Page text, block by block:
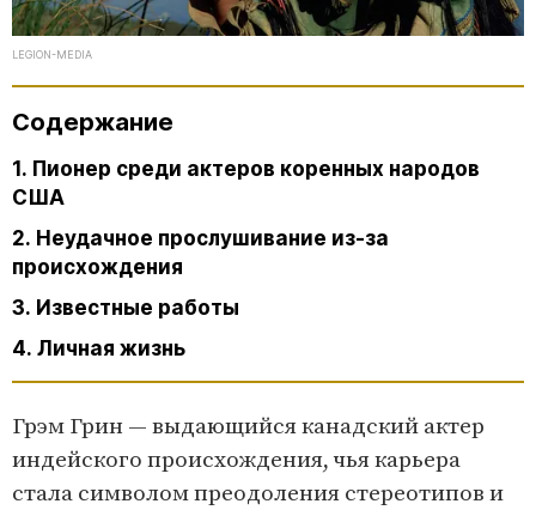
LEGION-MEDIA
Содержание
1. Пионер среди актеров коренных народов
США
2. Неудачное прослушивание из-за
происхождения
3. Известные работы
4. Личная жизнь
Грэм Грин — выдающийся канадский актер
индейского происхождения, чья карьера
стала символом преодоления стереотипов и